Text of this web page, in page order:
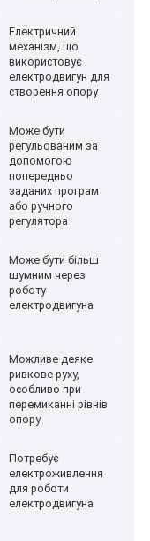
Електричний
механізм, що
використовує
електродвигун для
створення опору
Може бути
регульованим за
допомогою
попередньо
заданих програм
або ручного
регулятора
Може бути більш
шумним через
роботу
електродвигуна
Можливе деяке
ривкове руху,
особливо при
перемиканні рівнів
опору
Потребує
електроживлення
для роботи
електродвигуна